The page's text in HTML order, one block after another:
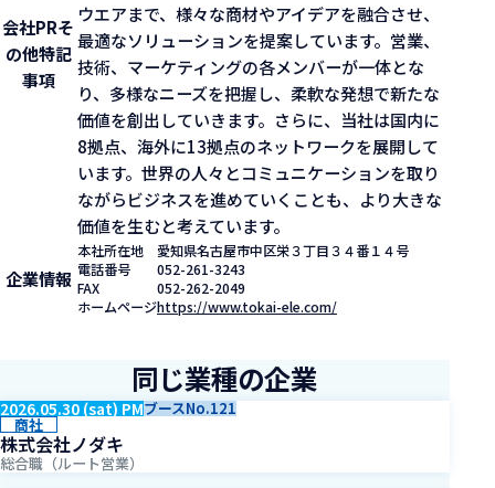
会社PRそ
の他特記
事項
ウエアまで、様々な商材やアイデアを融合させ、
最適なソリューションを提案しています。営業、
技術、マーケティングの各メンバーが一体とな
り、多様なニーズを把握し、柔軟な発想で新たな
価値を創出していきます。さらに、当社は国内に
8拠点、海外に13拠点のネットワークを展開して
います。世界の人々とコミュニケーションを取り
ながらビジネスを進めていくことも、より大きな
価値を生むと考えています。
企業情報
本社所在地
愛知県名古屋市中区栄３丁目３４番１４号
電話番号
052-261-3243
FAX
052-262-2049
ホームページhttps://www.tokai-ele.com/
同じ業種の企業
2026.05.30 (sat) PMブースNo.121
商社
株式会社ノダキ
総合職（ルート営業）